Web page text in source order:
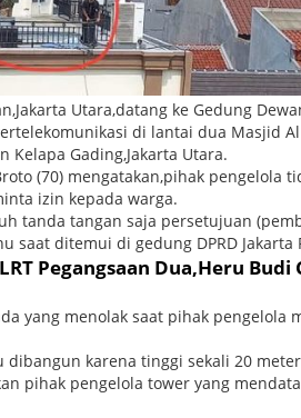
Utara,datang ke Gedung
di lantai dua Masjid Al
Kelapa Gading,Jakarta Utara.
(70) mengatakan,pihak pengelola
izin kepada warga.
tanda tangan saja persetujuan
ditemui di gedung DPRD Jakarta
Pegangsaan Dua,Heru
yang menolak saat pihak pengelola
dibangun karena tinggi sekali 20
pihak pengelola tower yang